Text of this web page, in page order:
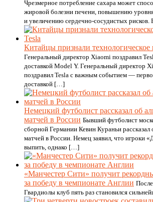
Чрезмерное потребление сахара может
жировой болезни печени, повышению
и увеличению сердечно-сосудистых
Китайцы признали технологическое
Генеральный директор Xiaomi поздравил
доставкой Model Y. Генеральный директор
поздравил Tesla с важным событием —
доставкой […]
Немецкий футболист рассказал об
матчей в России Бывший футболист
сборной Германии Кевин Кураньи рассказал
матчей в России. Немец заявил, что игроки
выпить, однако […]
«Манчестер Сити» получит
за победу в чемпионате Англии
Гвардиолы клуб пять раз становился